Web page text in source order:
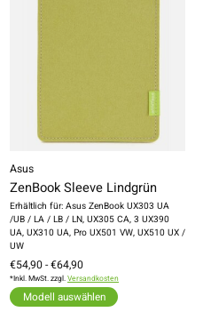
Asus
ZenBook Sleeve Lindgrün
Erhältlich für: Asus ZenBook UX303 UA
/UB / LA / LB / LN, UX305 CA, 3 UX390
UA, UX310 UA, Pro UX501 VW, UX510 UX /
UW
€54,90 - €64,90
*Inkl. MwSt. zzgl.Versandkosten
Modell auswählen